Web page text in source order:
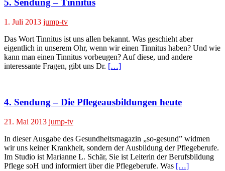
5. Sendung – Tinnitus
1. Juli 2013 jump-tv
Das Wort Tinnitus ist uns allen bekannt. Was geschieht aber
eigentlich in unserem Ohr, wenn wir einen Tinnitus haben? Und wie
kann man einen Tinnitus vorbeugen? Auf diese, und andere
interessante Fragen, gibt uns Dr. […]
4. Sendung – Die Pflegeausbildungen heute
21. Mai 2013 jump-tv
In dieser Ausgabe des Gesundheitsmagazin „so-gesund” widmen
wir uns keiner Krankheit, sondern der Ausbildung der Pflegeberufe.
Im Studio ist Marianne L. Schär, Sie ist Leiterin der Berufsbildung
Pflege soH und informiert über die Pflegeberufe. Was […]